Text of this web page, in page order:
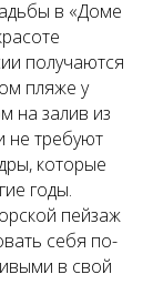
в «Доме
получаются
пляже у
на залив из
не требуют
которые
годы.
пейзаж
себя по-
в свой